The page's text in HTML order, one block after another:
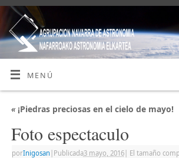
MENÚ
«¡Piedras preciosas en el cielo de mayo!
Foto espectaculo
porInigosan Publicada3 mayo, 2016| El tamaño